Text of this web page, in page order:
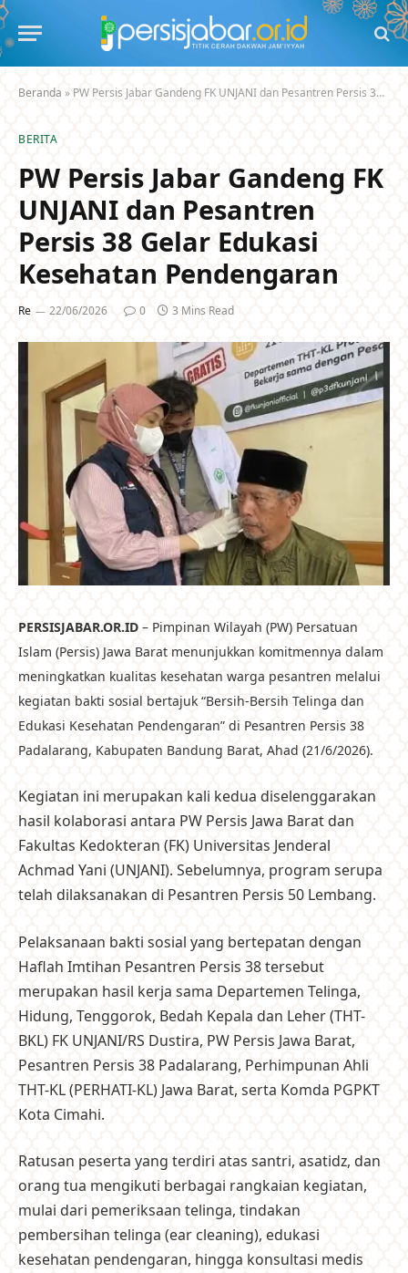
Beranda » PW Persis Jabar Gandeng FK UNJANI dan Pesantren Persis 38 Gelar Edukasi Kesehatan Pendengaran
BERITA
PW Persis Jabar Gandeng FK
UNJANI dan Pesantren
Persis 38 Gelar Edukasi
Kesehatan Pendengaran
Re 22/06/2026 0 3 Mins Read
PERSISJABAR.OR.ID – Pimpinan Wilayah (PW) Persatuan
Islam (Persis) Jawa Barat menunjukkan komitmennya dalam
meningkatkan kualitas kesehatan warga pesantren melalui
kegiatan bakti sosial bertajuk “Bersih-Bersih Telinga dan
Edukasi Kesehatan Pendengaran” di Pesantren Persis 38
Padalarang, Kabupaten Bandung Barat, Ahad (21/6/2026).
Kegiatan ini merupakan kali kedua diselenggarakan
hasil kolaborasi antara PW Persis Jawa Barat dan
Fakultas Kedokteran (FK) Universitas Jenderal
Achmad Yani (UNJANI). Sebelumnya, program serupa
telah dilaksanakan di Pesantren Persis 50 Lembang.
Pelaksanaan bakti sosial yang bertepatan dengan
Haflah Imtihan Pesantren Persis 38 tersebut
merupakan hasil kerja sama Departemen Telinga,
Hidung, Tenggorok, Bedah Kepala dan Leher (THT-
BKL) FK UNJANI/RS Dustira, PW Persis Jawa Barat,
Pesantren Persis 38 Padalarang, Perhimpunan Ahli
THT-KL (PERHATI-KL) Jawa Barat, serta Komda PGPKT
Kota Cimahi.
Ratusan peserta yang terdiri atas santri, asatidz, dan
orang tua mengikuti berbagai rangkaian kegiatan,
mulai dari pemeriksaan telinga, tindakan
pembersihan telinga (ear cleaning), edukasi
kesehatan pendengaran, hingga konsultasi medis